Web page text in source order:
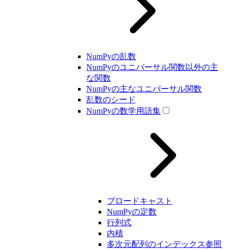
NumPyの乱数
NumPyのユニバーサル関数以外の主
な関数
NumPyの主なユニバーサル関数
乱数のシード
NumPyの数学用語集
ブロードキャスト
NumPyの定数
行列式
内積
多次元配列のインデックス参照